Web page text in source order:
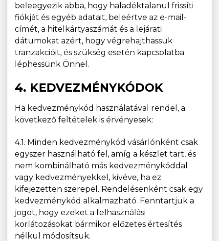
beleegyezik abba, hogy haladéktalanul frissíti
fiókját és egyéb adatait, beleértve az e-mail-
címét, a hitelkártyaszámát és a lejárati
dátumokat azért, hogy végrehajthassuk
tranzakcióit, és szükség esetén kapcsolatba
léphessünk Önnel.
4. KEDVEZMÉNYKÓDOK
Ha kedvezménykód használatával rendel, a
következő feltételek is érvényesek:
4.1. Minden kedvezménykód vásárlónként csak
egyszer használható fel, amíg a készlet tart, és
nem kombinálható más kedvezménykóddal
vagy kedvezményekkel, kivéve, ha ez
kifejezetten szerepel. Rendelésenként csak egy
kedvezménykód alkalmazható. Fenntartjuk a
jogot, hogy ezeket a felhasználási
korlátozásokat bármikor előzetes értesítés
nélkül módosítsuk.